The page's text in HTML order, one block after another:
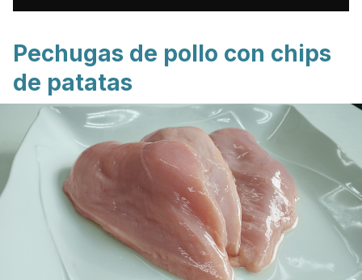
Pechugas de pollo con chips
de patatas